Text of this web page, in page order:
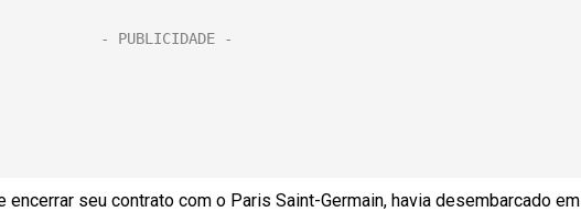
encerrar seu contrato com o Paris Saint-Germain, havia desembarcado em